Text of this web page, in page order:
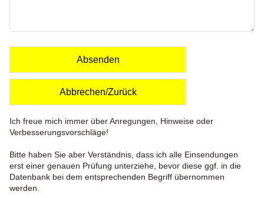
Absenden
Abbrechen/Zurück
Ich freue mich immer über Anregungen, Hinweise oder
Verbesserungsvorschläge!
Bitte haben Sie aber Verständnis, dass ich alle Einsendungen
erst einer genauen Prüfung unterziehe, bevor diese ggf. in die
Datenbank bei dem entsprechenden Begriff übernommen
werden.